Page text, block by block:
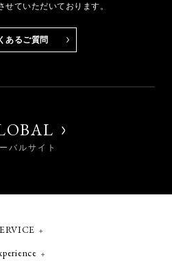
せていただいております。
あるご質問
バルサイト